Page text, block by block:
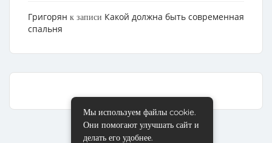
Григорян к записи Какой должна быть современная
спальня
Мы используем файлы cookie.
Они помогают улучшать сайт и
делать его удобнее.